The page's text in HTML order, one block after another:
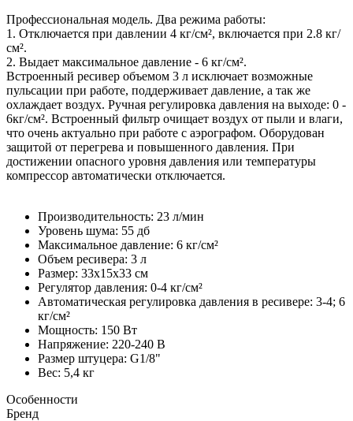
Профессиональная модель. Два режима работы:
1. Отключается при давлении 4 кг/см², включается при 2.8 кг/
см².
2. Выдает максимальное давление - 6 кг/см².
Встроенный ресивер объемом 3 л исключает возможные
пульсации при работе, поддерживает давление, а так же
охлаждает воздух. Ручная регулировка давления на выходе: 0 -
6кг/см². Встроенный фильтр очищает воздух от пыли и влаги,
что очень актуально при работе с аэрографом. Оборудован
защитой от перегрева и повышенного давления. При
достижении опасного уровня давления или температуры
компрессор автоматически отключается.
Производительность: 23 л/мин
Уровень шума: 55 дб
Максимальное давление: 6 кг/см²
Объем ресивера: 3 л
Размер: 33x15x33 см
Регулятор давления: 0-4 кг/см²
Автоматическая регулировка давления в ресивере: 3-4; 6
кг/см²
Мощность: 150 Вт
Напряжение: 220-240 В
Размер штуцера: G1/8"
Вес: 5,4 кг
Особенности
Бренд